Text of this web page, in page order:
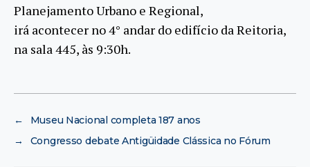
Planejamento Urbano e Regional,
irá acontecer no 4° andar do edifício da Reitoria,
na sala 445, às 9:30h.
←
Museu Nacional completa 187 anos
→
Congresso debate Antigüidade Clássica no Fórum